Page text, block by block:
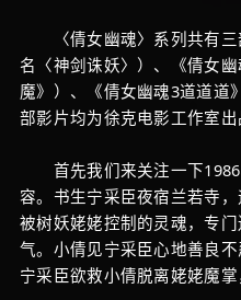
〈倩女幽魂〉系列共有三
名〈神剑诛妖〉）、《倩女
魔》）、《倩女幽魂3道道道
部影片均为徐克电影工作室出
首先我们来关注一下1986
容。书生宁采臣夜宿兰若寺
被树妖姥姥控制的灵魂，专
气。小倩见宁采臣心地善良不
宁采臣欲救小倩脱离姥姥魔